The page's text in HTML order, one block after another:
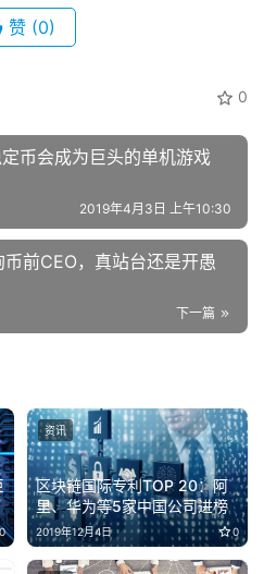
赞 (0)
0
币会成为巨头的单机游戏
2019年4月3日 上午10:30
前CEO，真站台还是开愚
下一篇
0
区块链国际专利TOP 20：阿
里、华为等5家中国公司进榜
2019年12月4日 0
资讯